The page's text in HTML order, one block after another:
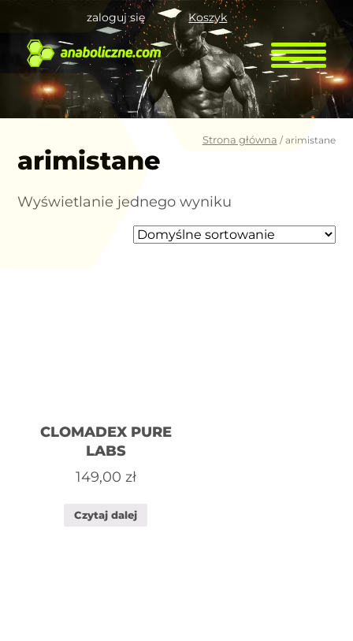
Koszyk
zaloguj się
Strona główna / arimistane
arimistane
Wyświetlanie jednego wyniku
CLOMADEX PURE
LABS
149,00 zł
Czytaj dalej